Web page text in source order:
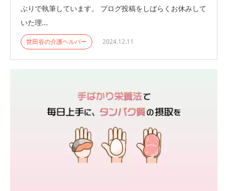
ぶりで執筆しています。 ブログ投稿をしばらくお休みして
いた理...
世田谷の介護ヘルパー 2024.12.11